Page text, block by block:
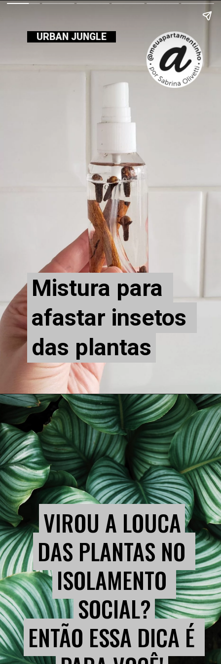
URBAN JUNGLE
Mistura para
afastar insetos
das plantas
Mistura para
afastar insetos
das plantas
VIROU A LOUCA
DAS PLANTAS NO
ISOLAMENTO
SOCIAL?
ENTÃO ESSA DICA É
VIROU A LOUCA
DAS PLANTAS NO
ISOLAMENTO
SOCIAL?
ENTÃO ESSA DICA É